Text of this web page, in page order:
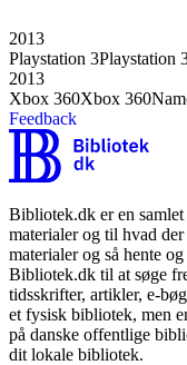
2013
Playstation 3Playstation
2013
Xbox 360Xbox 360
Feedback
Bibliotek.dk er en
materialer og til hvad
materialer og så hente
Bibliotek.dk til at søge
tidsskrifter, artikler, e-
et fysisk bibliotek, men
på danske offentlige
dit lokale bibliotek.